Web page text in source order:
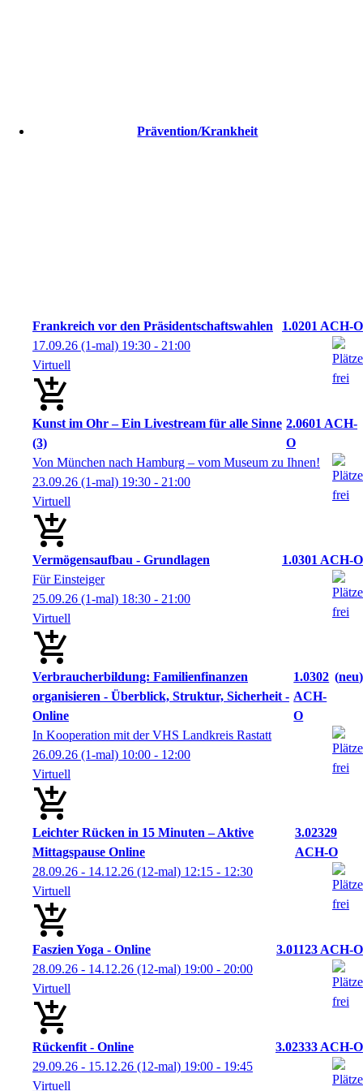
Prävention/Krankheit
Frankreich vor den Präsidentschaftswahlen
1.0201 ACH-O
17.09.26 (1-mal) 19:30 - 21:00
Virtuell
Kunst im Ohr – Ein Livestream für alle Sinne
(3)
2.0601 ACH-
O
Von München nach Hamburg – vom Museum zu Ihnen!
23.09.26 (1-mal) 19:30 - 21:00
Virtuell
Vermögensaufbau - Grundlagen
1.0301 ACH-O
Für Einsteiger
25.09.26 (1-mal) 18:30 - 21:00
Virtuell
Verbraucherbildung: Familienfinanzen
organisieren - Überblick, Struktur, Sicherheit -
Online
1.0302
ACH-
O
neu
In Kooperation mit der VHS Landkreis Rastatt
26.09.26 (1-mal) 10:00 - 12:00
Virtuell
Leichter Rücken in 15 Minuten – Aktive
Mittagspause Online
3.02329
ACH-O
28.09.26 - 14.12.26 (12-mal) 12:15 - 12:30
Virtuell
Faszien Yoga - Online
3.01123 ACH-O
28.09.26 - 14.12.26 (12-mal) 19:00 - 20:00
Virtuell
Rückenfit - Online
3.02333 ACH-O
29.09.26 - 15.12.26 (12-mal) 19:00 - 19:45
Virtuell